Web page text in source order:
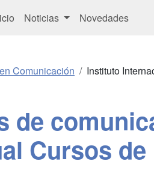
Noticias Novedades
Comunicación Instituto
de
Cursos